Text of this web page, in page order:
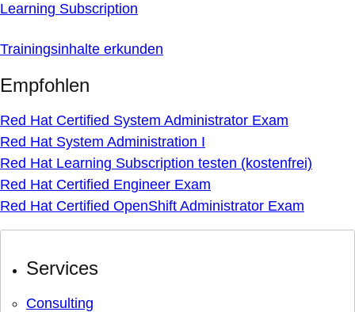
Learning Subscription
Trainingsinhalte erkunden
Empfohlen
Red Hat Certified System Administrator Exam
Red Hat System Administration I
Red Hat Learning Subscription testen (kostenfrei)
Red Hat Certified Engineer Exam
Red Hat Certified OpenShift Administrator Exam
Services
Consulting